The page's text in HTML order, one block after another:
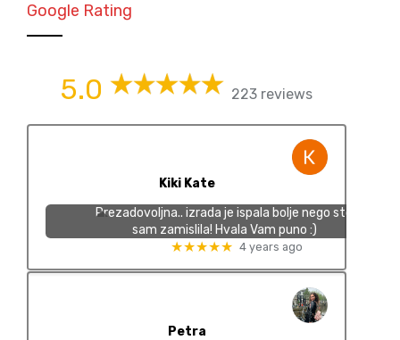
Google Rating
5.0 223 reviews
Kiki Kate
Prezadovoljna.. izrada je ispala bolje nego sto
sam zamislila! Hvala Vam puno :)
★★★★★ 4 years ago
Petra